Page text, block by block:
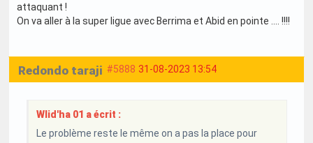
attaquant !
On va aller à la super ligue avec Berrima et Abid en pointe .... !!!!
#5888 31-08-2023 13:54
Redondo taraji
Wlid'ha 01 a écrit :
Le problème reste le même on a pas la place pour